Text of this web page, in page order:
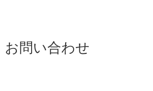
お問い合わせ